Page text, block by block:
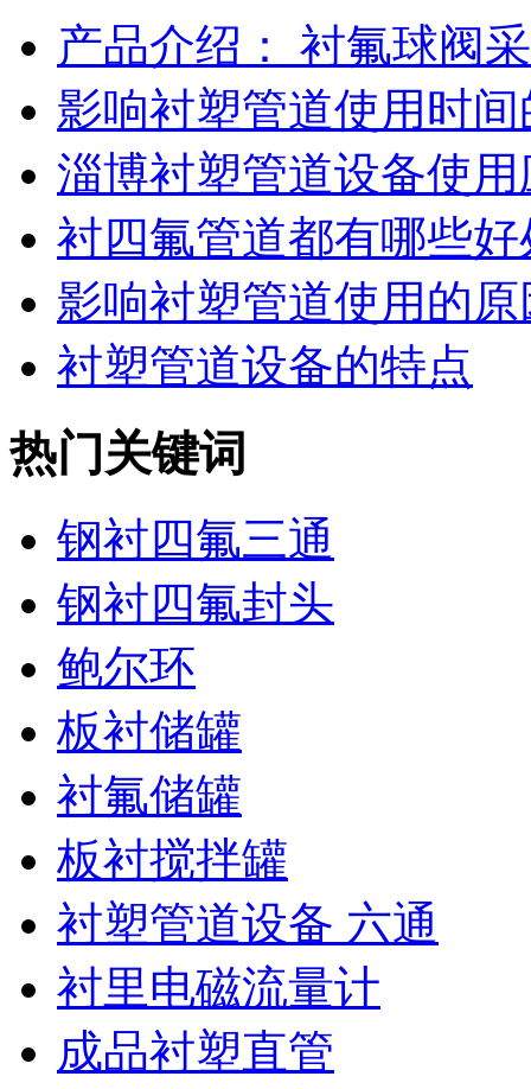
产品介绍： 衬氟球阀
影响衬塑管道使用时
淄博衬塑管道设备使用
衬四氟管道都有哪些好
影响衬塑管道使用的原
衬塑管道设备的特点
热门关键词
钢衬四氟三通
钢衬四氟封头
鲍尔环
板衬储罐
衬氟储罐
板衬搅拌罐
衬塑管道设备 六通
衬里电磁流量计
成品衬塑直管